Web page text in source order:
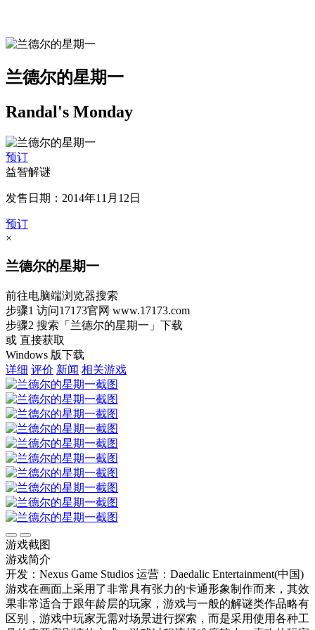
兰德尔的星期一
Randal's Monday
预订
益智解谜
发售日期：2014年11月12日
预订
×
兰德尔的星期一
前往电脑端浏览器搜索
步骤1 访问17173官网 www.17173.com
步骤2 搜索 「兰德尔的星期一」 下载
或 直接获取
Windows 版下载
详细 评价 新闻 相关游戏
游戏截图
游戏简介
开发：Nexus Game Studios 运营：Daedalic Entertainment(中国)
游戏在画面上采用了非常具有张力的卡通形象制作而来，其效
果非常适合于跟年龄层的玩家，游戏与一般的解谜类作品略有
区别，游戏中玩家无需对场景进行探索，而是采用使用各种工